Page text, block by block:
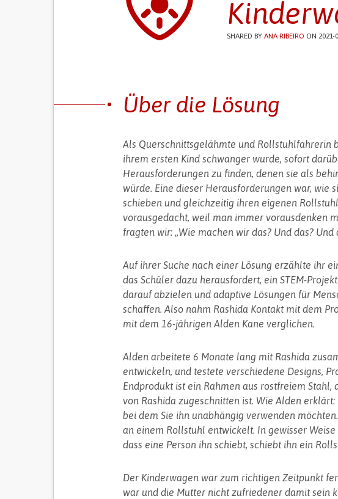
SHARED BY ANA RIBEIRO ON 2021-
Über die Lösung
Als Querschnittsgelähmte und Rollstuhlfahrerin
ihrem ersten Kind schwanger wurde, sofort
Herausforderungen zu finden, denen sie als
würde. Eine dieser Herausforderungen war, wie
schieben und gleichzeitig ihren eigenen
vorausgedacht, weil man immer vorausdenken
fragten wir: „Wie machen wir das? Und das? Und
Auf ihrer Suche nach einer Lösung erzählte ihr
das Schüler dazu herausfordert, ein STEM-
darauf abzielen und adaptive Lösungen für
schaffen. Also nahm Rashida Kontakt mit dem
mit dem 16-jährigen Alden Kane verglichen.
Alden arbeitete 6 Monate lang mit Rashida
entwickeln, und testete verschiedene Designs,
Endprodukt ist ein Rahmen aus rostfreiem
von Rashida zugeschnitten ist. Wie Alden
bei dem Sie ihn unabhängig verwenden
an einem Rollstuhl entwickelt. In gewisser
dass eine Person ihn schiebt, schiebt ihn ein
Der Kinderwagen war zum richtigen Zeitpunkt
war und die Mutter nicht zufriedener damit sein